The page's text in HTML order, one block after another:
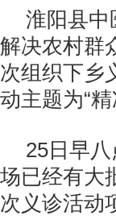
淮阳县中
解决农村群
次组织下乡
动主题为“
25日早
场已经有大
次义诊活动